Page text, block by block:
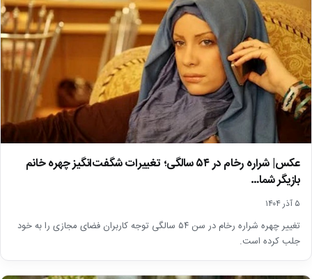
عکس| شراره رخام در ۵۴ سالگی؛ تغییرات شگفت‌انگیز چهره خانم
بازیگر شما…
۵ آذر ۱۴۰۴
تغییر چهره شراره رخام در سن ۵۴ سالگی توجه کاربران فضای مجازی را به خود
جلب کرده است.